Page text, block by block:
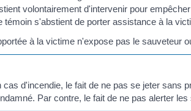
volontairement d'intervenir pour
témoin s'abstient de porter assistance à la
à la victime n'expose pas le sauveteur
cas d'incendie, le fait de ne pas se jeter sans
Par contre, le fait de ne pas alerter les